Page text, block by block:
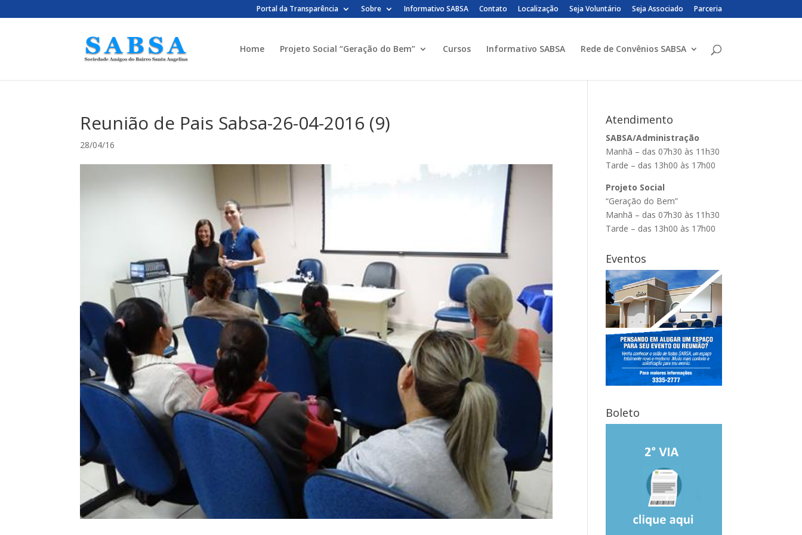
Portal da Transparência Sobre Informativo SABSA Contato Localização Seja Voluntário Seja Associado Parceria
Home Projeto Social “Geração do Bem” Cursos Informativo SABSA Rede de Convênios SABSA
Reunião de Pais Sabsa-26-04-2016 (9)
28/04/16
Atendimento
SABSA/Administração
Manhã – das 07h30 às 11h30
Tarde – das 13h00 às 17h00
Projeto Social
“Geração do Bem”
Manhã – das 07h30 às 11h30
Tarde – das 13h00 às 17h00
Eventos
Boleto